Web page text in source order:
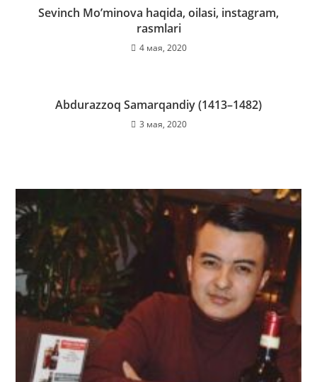
Sevinch Mo’minova haqida, oilasi, instagram,
rasmlari
4 мая, 2020
Abdurazzoq Samarqandiy (1413–1482)
3 мая, 2020